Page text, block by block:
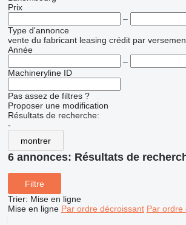
Prix
–
Type d'annonce
vente du fabricant leasing crédit par
Année
–
Machineryline ID
Pas assez de filtres ?
Proposer une modification
Résultats de recherche:
-
montrer
6 annonces: Résultats de
Filtre
Trier: Mise en ligne
Mise en ligne Par ordre décroissant Par ordre